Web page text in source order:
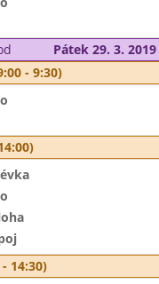
Pátek 29. 3. 2019
- 9:30)
14:30)